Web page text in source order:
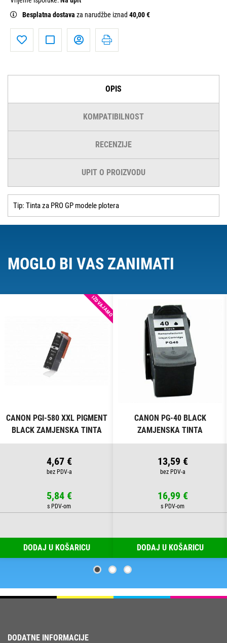
Besplatna dostava za narudžbe iznad 40,00 €
OPIS
KOMPATIBILNOST
RECENZIJE
UPIT O PROIZVODU
Tip: Tinta za PRO GP modele plotera
MOGLO BI VAS ZANIMATI
IZDVAJAMO
CANON PGI-580 XXL PIGMENT
BLACK ZAMJENSKA TINTA
4,67 €
5,84 €
DODAJ U KOŠARICU
CANON PG-40 BLACK
ZAMJENSKA TINTA
13,59 €
16,99 €
DODAJ U KOŠARICU
DODATNE INFORMACIJE